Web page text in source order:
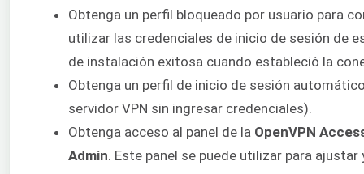
Obtenga un perfil bloqueado por usuario para
utilizar las credenciales de inicio de sesión de
de instalación exitosa cuando estableció la
Obtenga un perfil de inicio de sesión
servidor VPN sin ingresar credenciales).
Obtenga acceso al panel de la OpenVPN
Admin . Este panel se puede utilizar para